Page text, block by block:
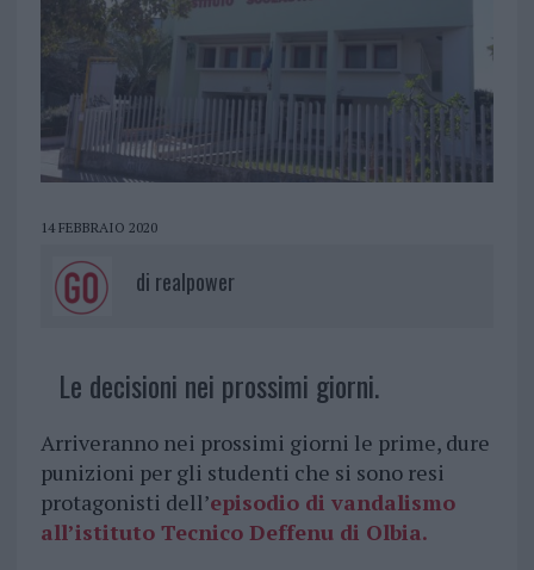
14 FEBBRAIO 2020
di realpower
Le decisioni nei prossimi giorni.
Arriveranno nei prossimi giorni le prime, dure
punizioni per gli studenti che si sono resi
protagonisti dell’episodio di vandalismo
all’istituto Tecnico Deffenu di Olbia.